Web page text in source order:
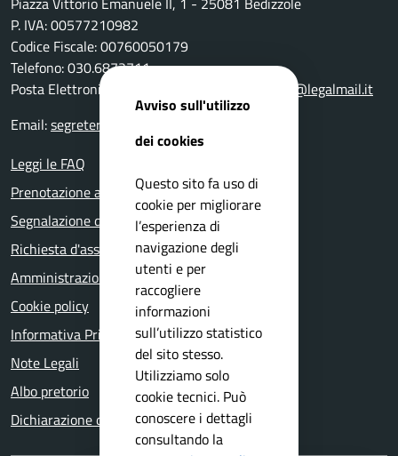
P. IVA: 00577210982
Codice Fiscale: 00760050179
Telefono: 030.6872711
Posta Elettronica Certificata:
comune.bedizzole@legalmail.it
Email:segreteria@comune.bedizzole.bs.it
Leggi le FAQ
Prenotazione appuntamento
Segnalazione disservizio
Richiesta d'assistenza
Amministrazione trasparente
Cookie policy
Informativa Privacy
Note Legali
Albo pretorio
Dichiarazione di accessibilità
Avviso sull'utilizzo
dei cookies
Questo sito fa uso di
cookie per migliorare
l’esperienza di
navigazione degli
utenti e per
raccogliere
informazioni
sull’utilizzo statistico
del sito stesso.
Utilizziamo solo
cookie tecnici. Può
conoscere i dettagli
consultando la